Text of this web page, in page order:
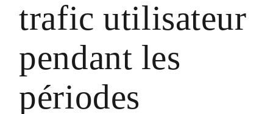
trafic utilisateur
pendant les
périodes